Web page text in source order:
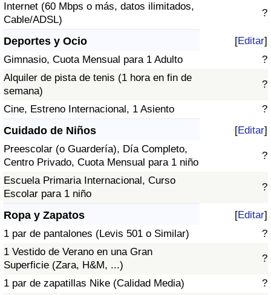
Internet (60 Mbps o más, datos ilimitados,
Cable/ADSL)
?
Deportes y Ocio [Editar]
Gimnasio, Cuota Mensual para 1 Adulto
?
Alquiler de pista de tenis (1 hora en fin de
semana)
?
Cine, Estreno Internacional, 1 Asiento ?
Cuidado de Niños [Editar]
Preescolar (o Guardería), Día Completo,
Centro Privado, Cuota Mensual para 1 niño
?
Escuela Primaria Internacional, Curso
Escolar para 1 niño
?
Ropa y Zapatos [Editar]
1 par de pantalones (Levis 501 o Similar)
?
1 Vestido de Verano en una Gran
Superficie (Zara, H&M, ...)
?
1 par de zapatillas Nike (Calidad Media)
?